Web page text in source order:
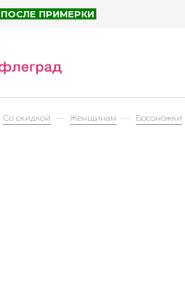
ПРИМЕРКИ
Со скидкой Женщинам Босоножки